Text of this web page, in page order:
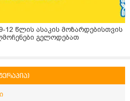
12 წლის ასაკის მოზარდებისთვის
გელოდებათ